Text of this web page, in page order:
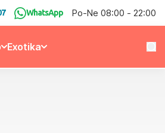
WhatsApp Po-Ne 08:00 - 22:00
Exotika